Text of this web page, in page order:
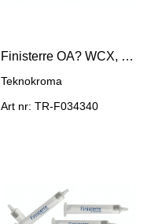
Finisterre OA? WCX, 85 um, 30mg/1ml
Teknokroma
Art nr: TR-F034340